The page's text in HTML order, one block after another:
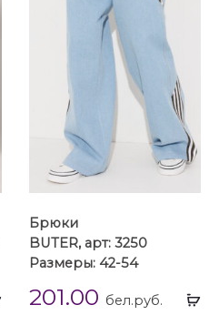
Выбрать
Брюки
BUTER, арт: 3250
Размеры: 42-54
201.00 бел.руб.